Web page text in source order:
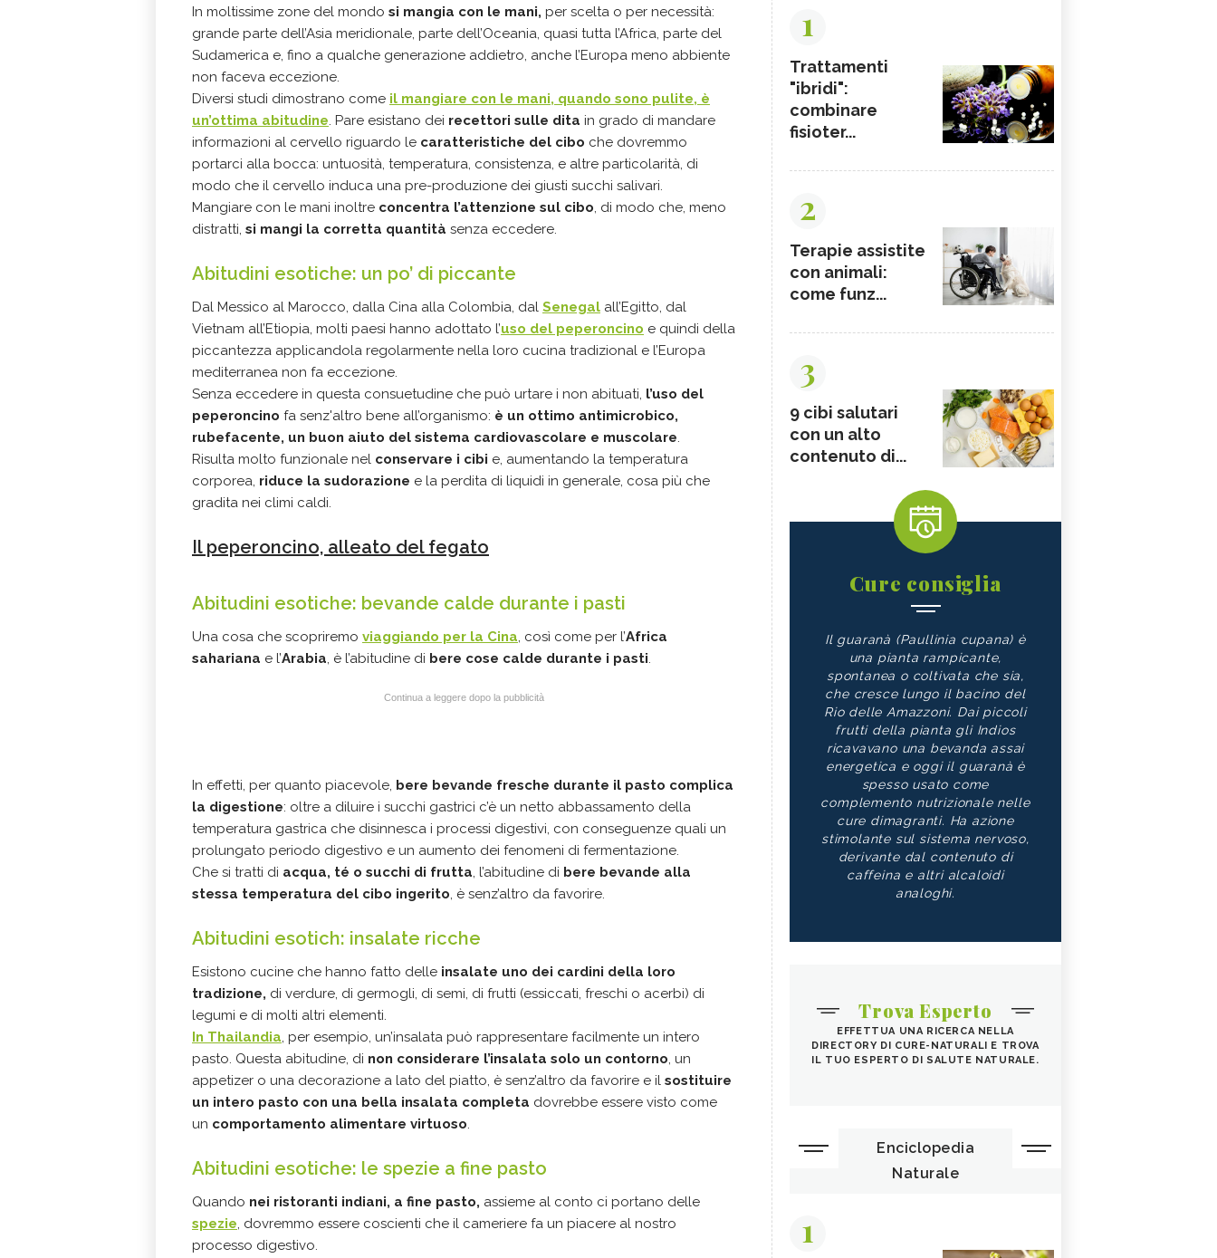
In moltissime zone del mondo si mangia con le mani, per scelta o per necessità:
grande parte dell’Asia meridionale, parte dell’Oceania, quasi tutta l’Africa, parte del
Sudamerica e, fino a qualche generazione addietro, anche l’Europa meno abbiente
non faceva eccezione.
Diversi studi dimostrano come il mangiare con le mani, quando sono pulite, è
un’ottima abitudine. Pare esistano dei recettori sulle dita in grado di mandare
informazioni al cervello riguardo le caratteristiche del cibo che dovremmo
portarci alla bocca: untuosità, temperatura, consistenza, e altre particolarità, di
modo che il cervello induca una pre-produzione dei giusti succhi salivari.
Mangiare con le mani inoltre concentra l’attenzione sul cibo, di modo che, meno
distratti, si mangi la corretta quantità senza eccedere.
Abitudini esotiche: un po’ di piccante
Dal Messico al Marocco, dalla Cina alla Colombia, dal Senegal all’Egitto, dal
Vietnam all’Etiopia, molti paesi hanno adottato l’uso del peperoncino e quindi della
piccantezza applicandola regolarmente nella loro cucina tradizional e l’Europa
mediterranea non fa eccezione.
Senza eccedere in questa consuetudine che può urtare i non abituati, l’uso del
peperoncino fa senz'altro bene all’organismo: è un ottimo antimicrobico,
rubefacente, un buon aiuto del sistema cardiovascolare e muscolare.
Risulta molto funzionale nel conservare i cibi e, aumentando la temperatura
corporea, riduce la sudorazione e la perdita di liquidi in generale, cosa più che
gradita nei climi caldi.
Il peperoncino, alleato del fegato
Abitudini esotiche: bevande calde durante i pasti
Una cosa che scopriremo viaggiando per la Cina, così come per l’Africa
sahariana e l’Arabia, è l’abitudine di bere cose calde durante i pasti.
Continua a leggere dopo la pubblicità
In effetti, per quanto piacevole, bere bevande fresche durante il pasto complica
la digestione: oltre a diluire i succhi gastrici c’è un netto abbassamento della
temperatura gastrica che disinnesca i processi digestivi, con conseguenze quali un
prolungato periodo digestivo e un aumento dei fenomeni di fermentazione.
Che si tratti di acqua, té o succhi di frutta, l’abitudine di bere bevande alla
stessa temperatura del cibo ingerito, è senz’altro da favorire.
Abitudini esotich: insalate ricche
Esistono cucine che hanno fatto delle insalate uno dei cardini della loro
tradizione, di verdure, di germogli, di semi, di frutti (essiccati, freschi o acerbi) di
legumi e di molti altri elementi.
In Thailandia, per esempio, un’insalata può rappresentare facilmente un intero
pasto. Questa abitudine, di non considerare l’insalata solo un contorno, un
appetizer o una decorazione a lato del piatto, è senz’altro da favorire e il sostituire
un intero pasto con una bella insalata completa dovrebbe essere visto come
un comportamento alimentare virtuoso.
Abitudini esotiche: le spezie a fine pasto
Quando nei ristoranti indiani, a fine pasto, assieme al conto ci portano delle
spezie, dovremmo essere coscienti che il cameriere fa un piacere al nostro
processo digestivo.
1
Trattamenti
"ibridi":
combinare
fisioter...
2
Terapie assistite
con animali:
come funz...
3
9 cibi salutari
con un alto
contenuto di...
Cure consiglia
Il guaranà (Paullinia cupana) è
una pianta rampicante,
spontanea o coltivata che sia,
che cresce lungo il bacino del
Rio delle Amazzoni. Dai piccoli
frutti della pianta gli Indios
ricavavano una bevanda assai
energetica e oggi il guaranà è
spesso usato come
complemento nutrizionale nelle
cure dimagranti. Ha azione
stimolante sul sistema nervoso,
derivante dal contenuto di
caffeina e altri alcaloidi
analoghi.
Trova Esperto
EFFETTUA UNA RICERCA NELLA
DIRECTORY DI CURE-NATURALI E TROVA
IL TUO ESPERTO DI SALUTE NATURALE.
Enciclopedia
Naturale
1